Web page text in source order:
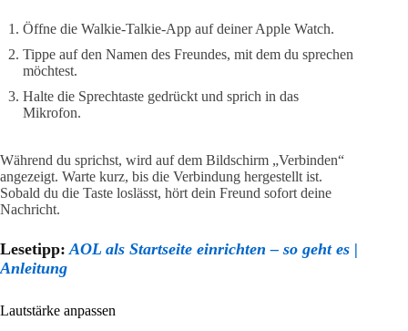
Öffne die Walkie-Talkie-App auf deiner Apple Watch.
Tippe auf den Namen des Freundes, mit dem du sprechen
möchtest.
Halte die Sprechtaste gedrückt und sprich in das
Mikrofon.
Während du sprichst, wird auf dem Bildschirm „Verbinden“
angezeigt. Warte kurz, bis die Verbindung hergestellt ist.
Sobald du die Taste loslässt, hört dein Freund sofort deine
Nachricht.
Lesetipp: AOL als Startseite einrichten – so geht es |
Anleitung
Lautstärke anpassen